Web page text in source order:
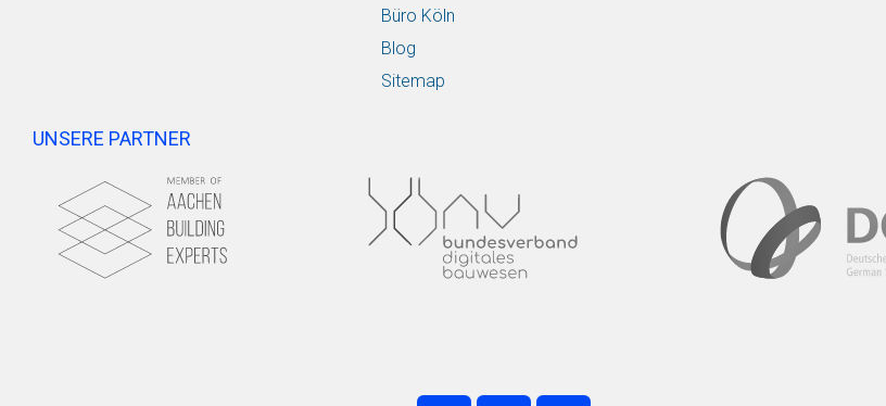
Büro Köln
Blog
Sitemap
UNSERE PARTNER